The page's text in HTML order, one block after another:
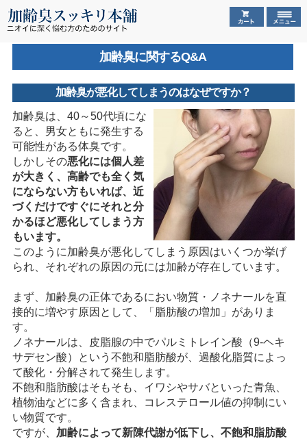
加齢臭に関するQ&A
加齢臭が悪化してしまうのはなぜですか？
加齢臭は、40～50代頃にな
ると、男女ともに発生する
可能性がある体臭です。
しかしその悪化には個人差
が大きく、高齢でも全く気
にならない方もいれば、近
づくだけですぐにそれと分
かるほど悪化してしまう方
もいます。
このように加齢臭が悪化してしまう原因はいくつか挙げ
られ、それぞれの原因の元には加齢が存在しています。
まず、加齢臭の正体であるにおい物質・ノネナールを直
接的に増やす原因として、「脂肪酸の増加」がありま
す。
ノネナールは、皮脂腺の中でパルミトレイン酸（9-ヘキ
サデセン酸）という不飽和脂肪酸が、過酸化脂質によっ
て酸化・分解されて発生します。
不飽和脂肪酸はそもそも、イワシやサバといった青魚、
植物油などに多く含まれ、コレステロール値の抑制にい
い物質です。
ですが、 加齢によって新陳代謝が低下し、不飽和脂肪酸